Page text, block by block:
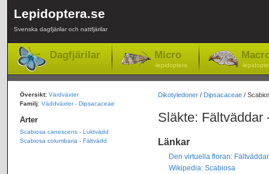
Lepidoptera.se
Svenska dagfjärilar och nattfjärilar
Dagfjärilar Micro
-lepidoptera -
Dikotyledoner/ Dipsacaceae/
Släkte: Fältväddar
Länkar
Den virtuella floran:
Wikipedia: Scabiosa
Översikt: Värdväxter
Familj: Väddväxter - Dipsacaceae
Arter
Scabiosa canescens - Luktvädd
Scabiosa columbaria - Fältvädd